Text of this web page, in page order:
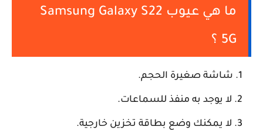
ما هي عيوب Samsung Galaxy S22
5G ؟
شاشة صغيرة الحجم.
لا يوجد به منفذ للسماعات.
لا يمكنك وضع بطاقة تخزين خارجية.